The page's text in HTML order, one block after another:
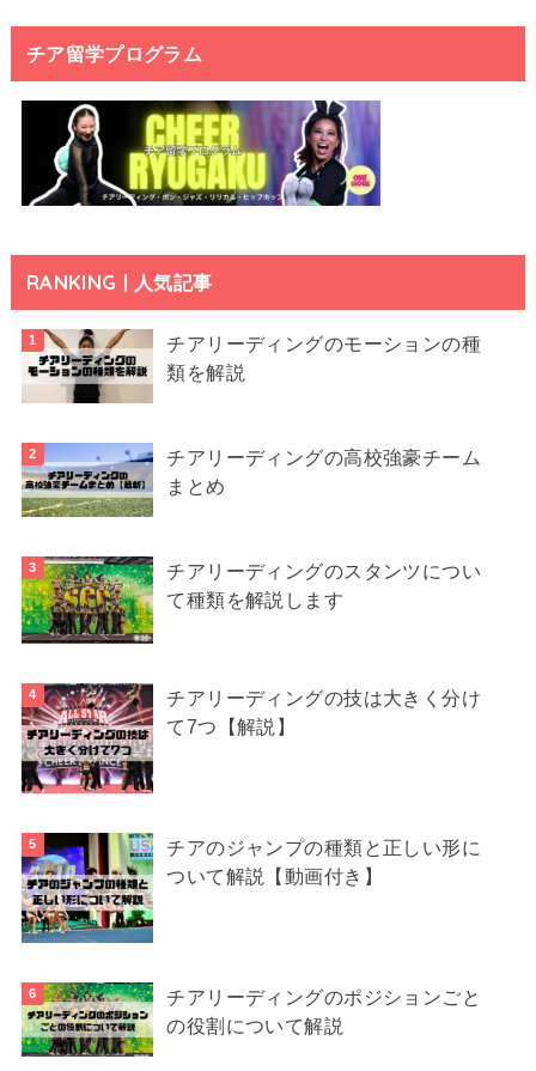
チア留学プログラム
RANKING | 人気記事
チアリーディングのモーションの種
類を解説
チアリーディングの高校強豪チーム
まとめ
チアリーディングのスタンツについ
て種類を解説します
チアリーディングの技は大きく分け
て7つ【解説】
チアのジャンプの種類と正しい形に
ついて解説【動画付き】
チアリーディングのポジションごと
の役割について解説